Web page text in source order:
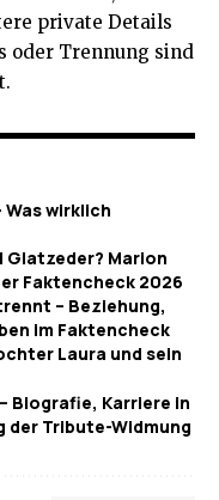
private Details
oder Trennung sind
wirklich
Glatzeder? Marion
Faktencheck 2026
– Beziehung,
im Faktencheck
Laura und sein
Biografie, Karriere in
der Tribute-Widmung